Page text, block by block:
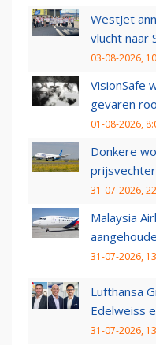
WestJet
vlucht naar
03-08-2026,
VisionSafe
gevaren
01-08-2026,
Donkere
31-07-2026,
Malaysia
31-07-2026,
Lufthansa
Edelweiss
31-07-2026,